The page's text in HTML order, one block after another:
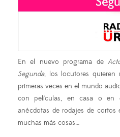
En el nuevo programa de
Segunda, los locutores quieren
primeras veces en el mundo
con películas, en casa o en
anécdotas de rodajes de
muchas más cosas…